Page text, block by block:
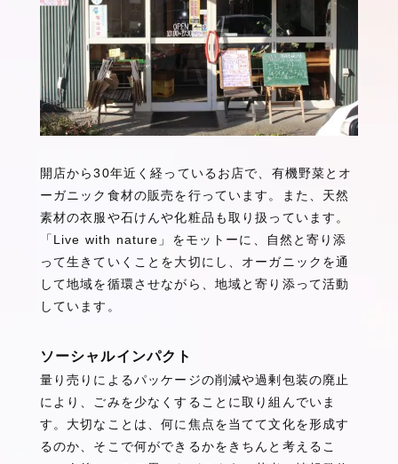
o
k
開店から30年近く経っているお店で、有機野菜とオ
ーガニック食材の販売を行っています。また、天然
素材の衣服や石けんや化粧品も取り扱っています。
「Live with nature」をモットーに、自然と寄り添
って生きていくことを大切にし、オーガニックを通
して地域を循環させながら、地域と寄り添って活動
しています。
ソーシャルインパクト
量り売りによるパッケージの削減や過剰包装の廃止
により、ごみを少なくすることに取り組んでいま
す。大切なことは、何に焦点を当てて文化を形成す
るのか、そこで何ができるかをきちんと考えるこ